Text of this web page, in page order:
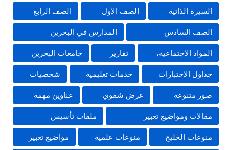
السيرة الذاتية الصف الأول الصف الرابع
الصف السادس المدارس في البحرين
المواد الاجتماعية، تقارير جامعات البحرين
جداول الاختبارات خدمات تعليمية شخصيات
صور متنوعة عرض شفوي عناوين مهمة
مقالات ومواضيع تعبير ملفات تأسيس
منوعات الخليج منوعات علمية مواضيع تعبير